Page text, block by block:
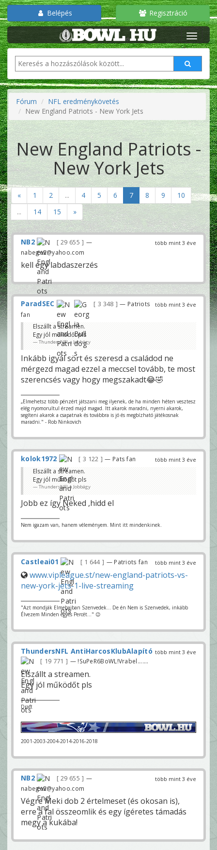
Belépés Regisztráció
Fórum
NFL eredménykövetés
New England Patriots - New York Jets
New England Patriots -
New York Jets
« 1 2 ... 4 5 6 7 8 9
10
...
14 15 »
több mint 3 éve
NB2 29 655
—
nabege2@yahoo.com
kell egy labdaszerzés
több mint 3 éve
ParadSEC 3 348
— Patriots
fan
Elszállt a streamen.
Egy jól működőt pls
ThundersNFL a Jobbágy
Inkább igyál sört és szeresd a családod ne
mérgezd magad ezzel a meccsel tovább, te most
szerencsés vagy hogy megszakadt😂🤣
„Elmehetsz több pénzért játszani meg ilyenek, de ha minden héten vesztesz
elég nyomorultul érzed majd magad. Itt akarok maradni, nyerni akarok,
segíteni akarok a csapatnak és továbbra is jó és megbízható játékosnak
maradni." - Rob Ninkovich
több mint 3 éve
kolok1972 3 122 — Pats fan
Elszállt a streamen.
Egy jól működőt pls
ThundersNFL a Jobbágy
Jobb ez így Neked ,hidd el
Nem igazam van, hanem véleményem. Mint itt mindenkinek.
több mint 3 éve
Castleai01 1 644 — Patriots fan
www.vipleague.st/new-england-patriots-vs-
new-york-jets-1-live-streaming
"Azt mondják Elmebajban Szenvedek... De én Nem is Szenvedek, inkább
Élvezem Minden egyes Percét..." 😉
több mint 3 éve
ThundersNFL AntiHarcosKlubAlapító
19 771 — !SuPeR6BoWL!Vrabel.......
Elszállt a streamen.
Egy jól működőt pls
Draft
2001-2003-2004-2014-2016-2018
több mint 3 éve
NB2 29 655
—
nabege2@yahoo.com
Végre Meki dob 2 értelmeset (és okosan is),
erre a fal összeomlik és egy ígéretes támadás
megy a kukába!